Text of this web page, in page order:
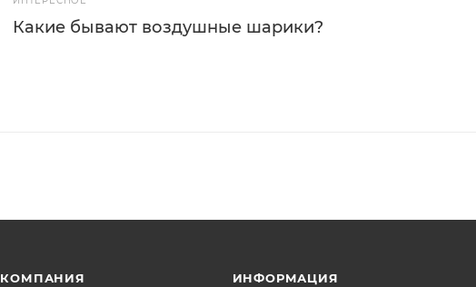
Какие бывают воздушные шарики?
КОМПАНИЯ ИНФОРМАЦИЯ